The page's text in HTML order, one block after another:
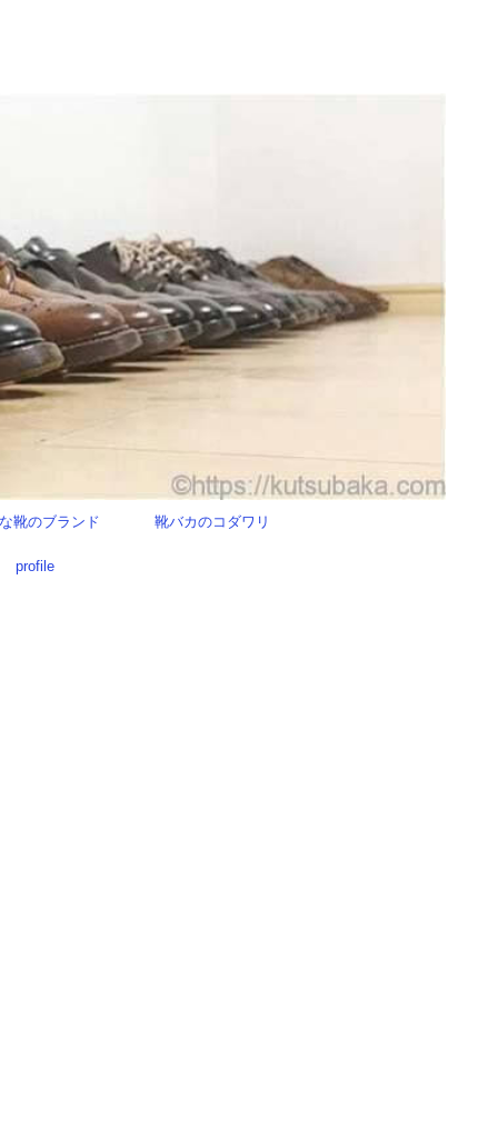
靴のブランド 靴バカのコダワリ
profile